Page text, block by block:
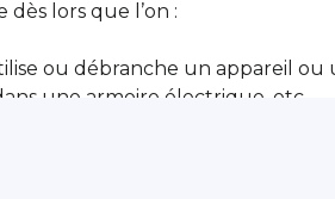
dès lors que l’on :
ou débranche un appareil
une armoire électrique, etc.